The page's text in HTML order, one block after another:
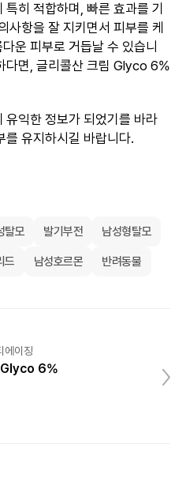
탈모 발기부전 남성형탈모
드 남성호르몬 반려동물
에이징
Glyco 6%
히 적합하며, 빠른 효과를 기
사항을 잘 지키면서 피부를 케
운 피부로 거듭날 수 있습니
다면, 글리콜산 크림 Glyco 6%
유익한 정보가 되었기를 바라
를 유지하시길 바랍니다.